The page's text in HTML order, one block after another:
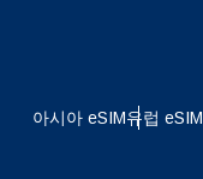
아시아 eSIM유럽 ​​eSIM